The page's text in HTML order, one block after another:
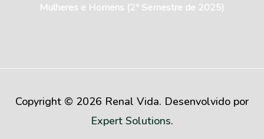
Mulheres e Homens (2º Semestre de 2025)
Copyright © 2026 Renal Vida. Desenvolvido por
Expert Solutions.